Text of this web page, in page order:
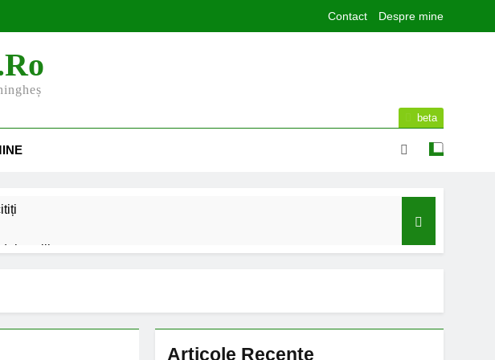
Contact Despre mine
beta
școlii
Articole Recente